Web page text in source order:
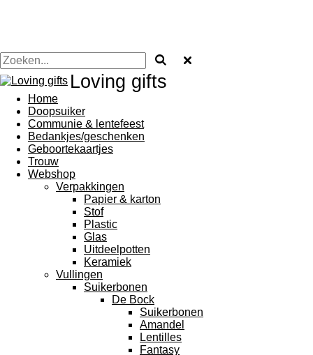
Loving gifts
Home
Doopsuiker
Communie & lentefeest
Bedankjes/geschenken
Geboortekaartjes
Trouw
Webshop
Verpakkingen
Papier & karton
Stof
Plastic
Glas
Uitdeelpotten
Keramiek
Vullingen
Suikerbonen
De Bock
Suikerbonen
Amandel
Lentilles
Fantasy